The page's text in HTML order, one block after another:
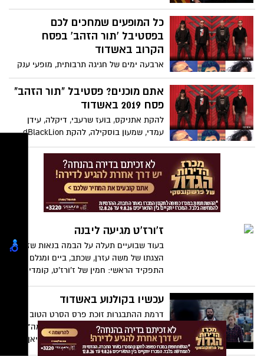
עברו שם - אנחנו רואים בכל מקום, באמריקה
ובאירופה. נשיא המדינה: " הסרט הוא מתנה
עבור הילדים והנכדים שלנו, ועבור העתיד
כל החלומות. גאווה ישראלית גדולה. מזל
טוב!".
כל המופעים שמחכים לכם
בפסטיבל 'תור הזהב' בפסח
הקרוב באשדוד
ארבעה ימים של חגיגה תרבותית, מופעי ענק
והפקות מקור בשפות שונות – כל מה שמחכה
לכם בפסטיבל "תור הזהב" השביעי, חול
המועד פסח 2019 באשדוד
אתם מוכנים? פסטיבל "תור הזהב"
פסח 2019 באשדוד
להקת אתניקס, בועז שרעבי, דיקלה, עידן
עמדי, שמעון בוסקילה, להקת dBlackLion
מצרפת, האנדלוסית הישראלית אשדוד ועוד
ועוד - פסטיבל "תור הזהב" השביעי יחול
בחול המועד פסח 2019 באשדוד ויארח עשרות
אמנים מהארץ ומחו"ל בארבעה ימים של
חגיגה תרבותית
ז'ורז'ט מגיעה ליבנה
בעוד שבועיים תעלה על הבמה בנאות שז"ר
הצגתו של משה עזרן, שכתב, ביים ומגלם את
התפקיד הראשי: חמין של ז'ורז'ט, קומדיה
עכשיו בקולנוע באשדוד
דרמת ההתבגרות זוכת פרס הסרט הטוב
ביותר בפסטיבל ירושלים - "פרה אדומה",
הסרט "סגן הנשיא" בכיכובו של כריסטיאן בייל
ועוד מבחר סרטים לילדים ומבוגרים - כל מה